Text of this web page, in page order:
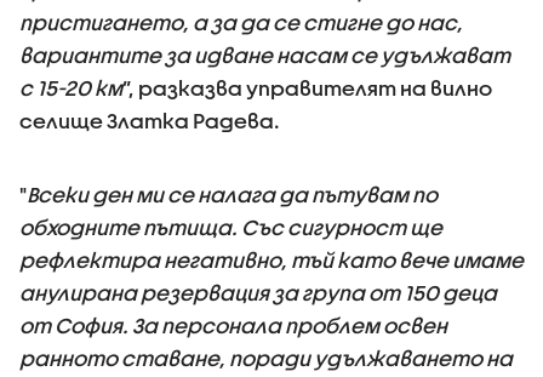
пристигането, а за да се стигне до нас,
вариантите за идване насам се удължават
с 15-20 км”, разказва управителят на вилно
селище Златка Радева.
"Всеки ден ми се налага да пътувам по
обходните пътища. Със сигурност ще
рефлектира негативно, тъй като вече имаме
анулирана резервация за група от 150 деца
от София. За персонала проблем освен
ранното ставане, поради удължаването на